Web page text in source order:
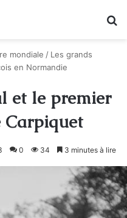
mondiale / Les grands
en Normandie
et le premier
Carpiquet
0 34 3 minutes à lire